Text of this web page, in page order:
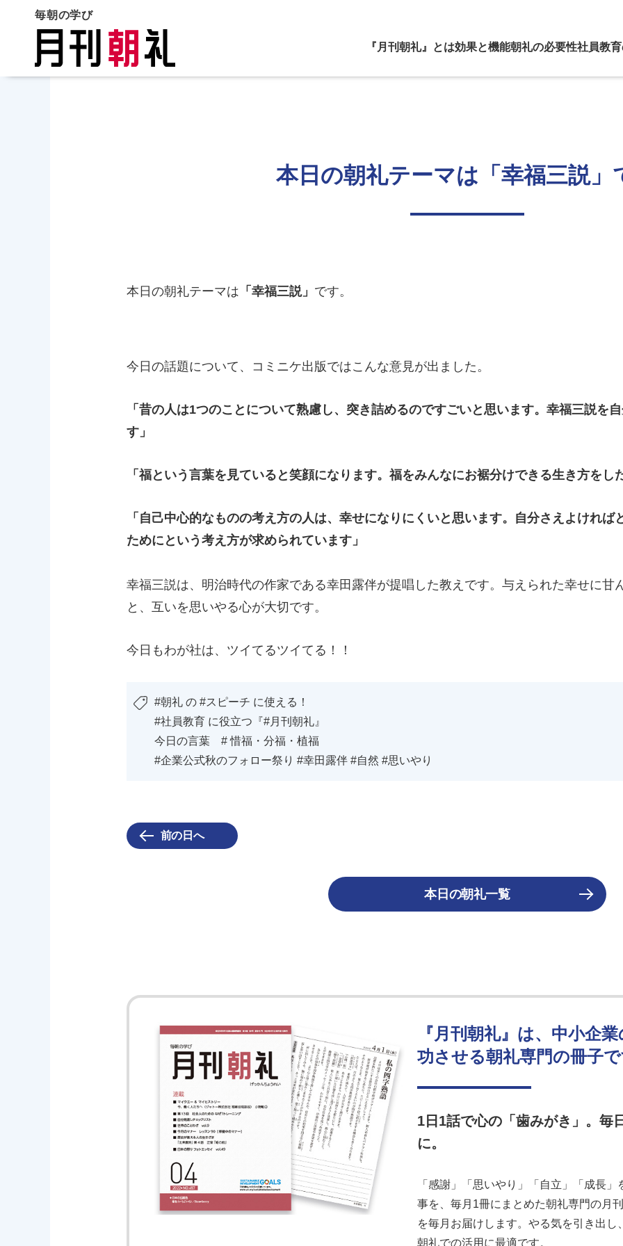
毎朝の学び
『月刊朝礼』とは効果と機能朝礼の必要性社員教
本日の朝礼テーマは「幸福三説」
本日の朝礼テーマは 「幸福三説」 です。
今日の話題について、コミニケ出版ではこんな意見が出ました。
「昔の人は1つのことについて熟慮し、突き詰めるのですごいと思います。幸福三説を
す」
「福という言葉を見ていると笑顔になります。福をみんなにお裾分けできる生き方をし
「自己中心的なものの考え方の人は、幸せになりにくいと思います。自分さえよけれ
ためにという考え方が求められています」
幸福三説は、明治時代の作家である幸田露伴が提唱した教えです。与えられた幸せに甘
と、互いを思いやる心が大切です。
今日もわが社は、ツイてるツイてる！！
#朝礼 の #スピーチ に使える！
#社員教育 に役立つ『#月刊朝礼』
今日の言葉 # 惜福・分福・植福
#企業公式秋のフォロー祭り #幸田露伴 #自然 #思いやり
前の日へ
本日の朝礼一覧
『月刊朝礼』は、中小企
功させる朝礼専門の冊子
1日1話で心の「歯みがき」。毎
に。
「感謝」「思いやり」「自立」「成長
事を、毎月1冊にまとめた朝礼専門の月
を毎月お届けします。やる気を引き出
朝礼での活用に最適です。